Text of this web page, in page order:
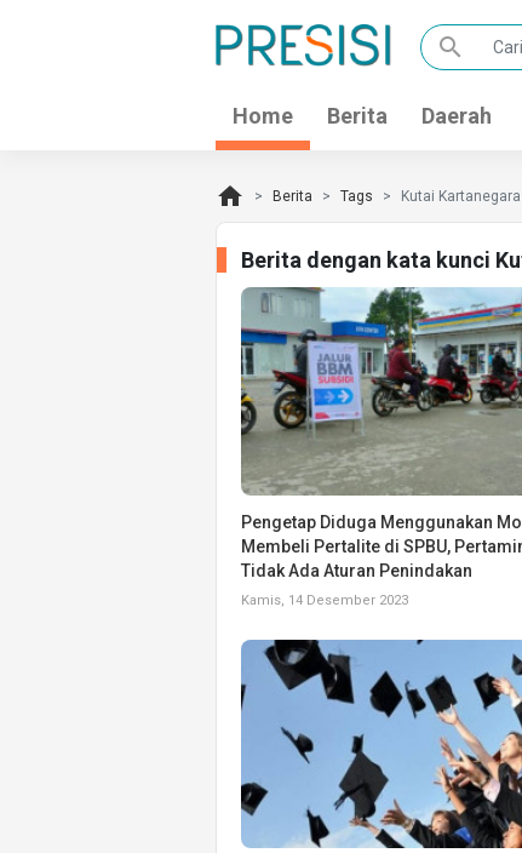
search
Home Berita Daerah
home Berita Tags Kutai Kartanegara
Berita dengan kata kunci
Pengetap Diduga Menggunakan
Membeli Pertalite di SPBU,
Tidak Ada Aturan Penindakan
Kamis, 14 Desember 2023